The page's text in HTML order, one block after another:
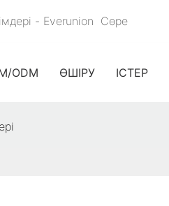
- Everunion Сөре
ODM ӨШІРУ ІСТЕР